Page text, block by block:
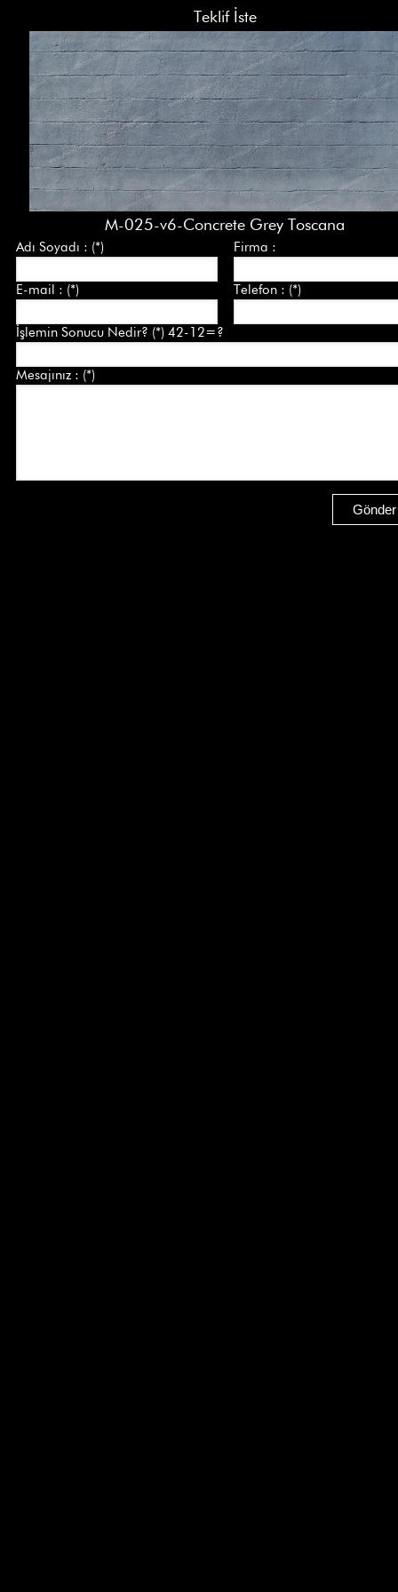
Teklif İste
M-025-v6-Concrete Grey Toscana
Adı Soyadı : (*) Firma :
E-mail : (*) Telefon : (*)
İşlemin Sonucu Nedir? (*) 42-12=?
Mesajınız : (*)